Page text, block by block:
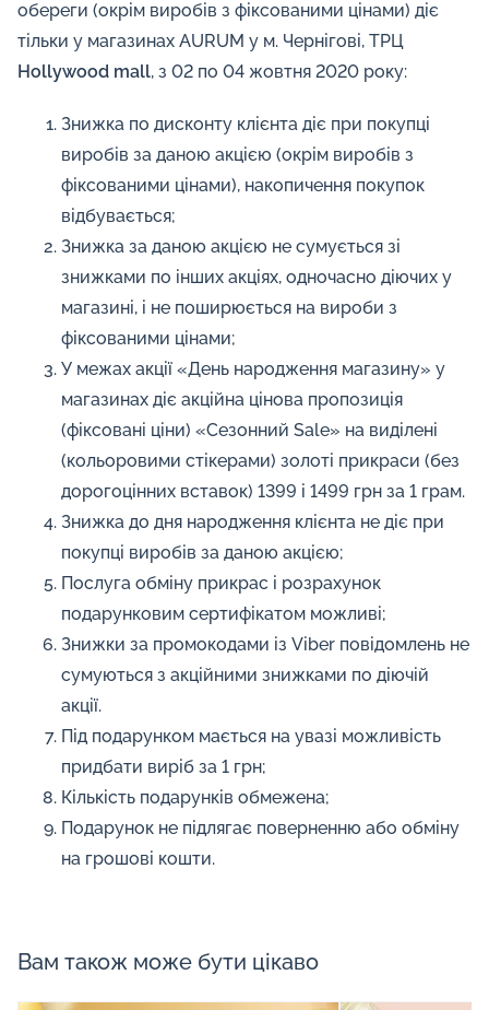
обереги (окрім виробів з фіксованими цінами) діє
тільки у магазинах AURUM у м. Чернігові, ТРЦ
Hollywood mall, з 02 по 04 жовтня 2020 року:
Знижка по дисконту клієнта діє при покупці
виробів за даною акцією (окрім виробів з
фіксованими цінами), накопичення покупок
відбувається;
Знижка за даною акцією не сумується зі
знижками по інших акціях, одночасно діючих у
магазині, і не поширюється на вироби з
фіксованими цінами;
У межах акції «День народження магазину» у
магазинах діє акційна цінова пропозиція
(фіксовані ціни) «Сезонний Sale» на виділені
(кольоровими стікерами) золоті прикраси (без
дорогоцінних вставок) 1399 і 1499 грн за 1 грам.
Знижка до дня народження клієнта не діє при
покупці виробів за даною акцією;
Послуга обміну прикрас і розрахунок
подарунковим сертифікатом можливі;
Знижки за промокодами із Viber повідомлень не
сумуються з акційними знижками по діючій
акції.
Під подарунком мається на увазі можливість
придбати виріб за 1 грн;
Кількість подарунків обмежена;
Подарунок не підлягає поверненню або обміну
на грошові кошти.
Вам також може бути цікаво